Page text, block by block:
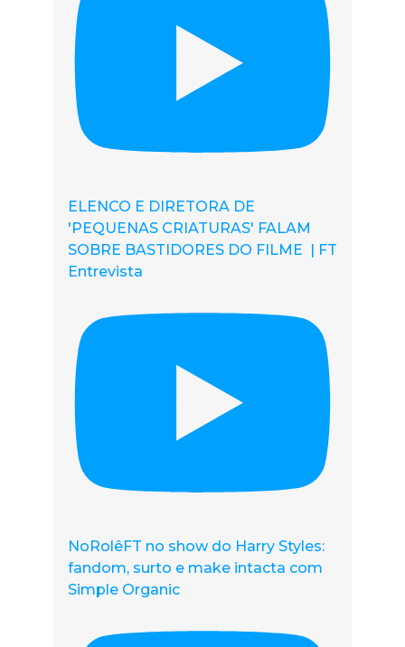
ELENCO E DIRETORA DE
'PEQUENAS CRIATURAS' FALAM
SOBRE BASTIDORES DO FILME | FT
Entrevista
NoRolêFT no show do Harry Styles:
fandom, surto e make intacta com
Simple Organic